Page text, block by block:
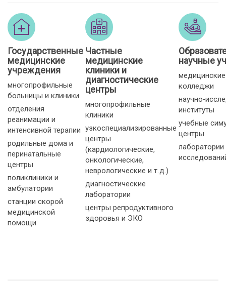
Государственные
медицинские
учреждения
многопрофильные
больницы и клиники
отделения
реанимации и
интенсивной терапии
родильные дома и
перинатальные
центры
поликлиники и
амбулатории
станции скорой
медицинской
помощи
Частные
медицинские
клиники и
диагностические
центры
многопрофильные
клиники
узкоспециализированные
центры
(кардиологические,
онкологические,
неврологические и т. д.)
диагностические
лаборатории
центры репродуктивного
здоровья и ЭКО
научные
колледжи
институты
учебные
центры
лаборатории